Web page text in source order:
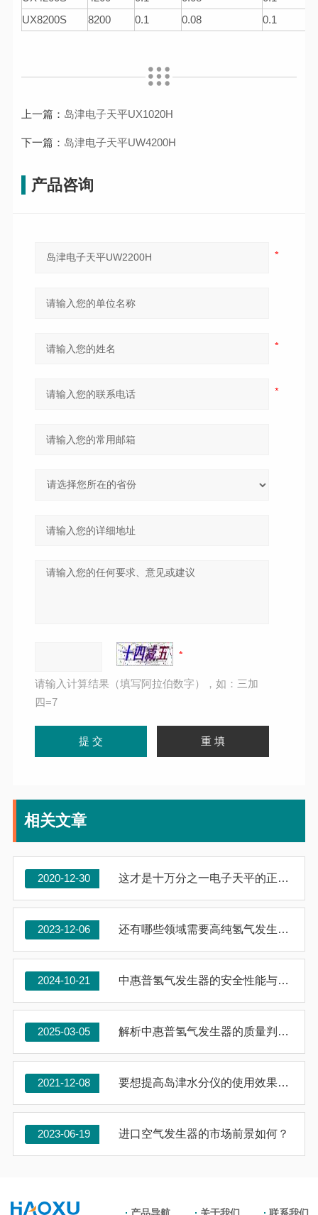
UX8200S
8200 0.1 0.08 0.1
上一篇： 岛津电子天平UX1020H
下一篇： 岛津电子天平UW4200H
产品咨询
请输入计算结果（填写阿拉伯数字），如：三加
四=7
相关文章
2020-12-30 这才是十万分之一电子天平的正确操作流程
2023-12-06 还有哪些领域需要高纯氢气发生器？
2024-10-21 中惠普氢气发生器的安全性能与保障措施
2025-03-05 解析中惠普氢气发生器的质量判断标准
2021-12-08 要想提高岛津水分仪的使用效果，来看看这些！
2023-06-19 进口空气发生器的市场前景如何？